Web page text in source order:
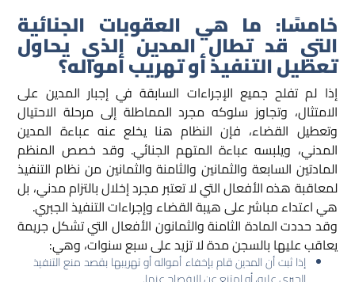
خامسًا: ما هي العقوبات الجنائية
التي قد تطال المدين الذي يحاول
تعطيل التنفيذ أو تهريب أمواله؟
إذا لم تفلح جميع الإجراءات السابقة في إجبار المدين على
الامتثال، وتجاوز سلوكه مجرد المماطلة إلى مرحلة الاحتيال
وتعطيل القضاء، فإن النظام هنا يخلع عنه عباءة المدين
المدني، ويلبسه عباءة المتهم الجنائي. وقد خصص المنظم
المادتين السابعة والثمانين والثامنة والثمانين من نظام التنفيذ
لمعاقبة هذه الأفعال التي لا تعتبر مجرد إخلال بالتزام مدني، بل
هي اعتداء مباشر على هيبة القضاء وإجراءات التنفيذ الجبري.​
وقد حددت المادة الثامنة والثمانون الأفعال التي تشكل جريمة
يعاقب عليها بالسجن مدة لا تزيد على سبع سنوات، وهي:​
إذا ثبت أن المدين قام بإخفاء أمواله أو تهريبها بقصد منع التنفيذ